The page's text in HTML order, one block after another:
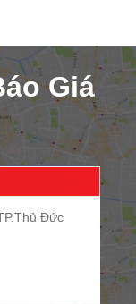
Giá
Đức